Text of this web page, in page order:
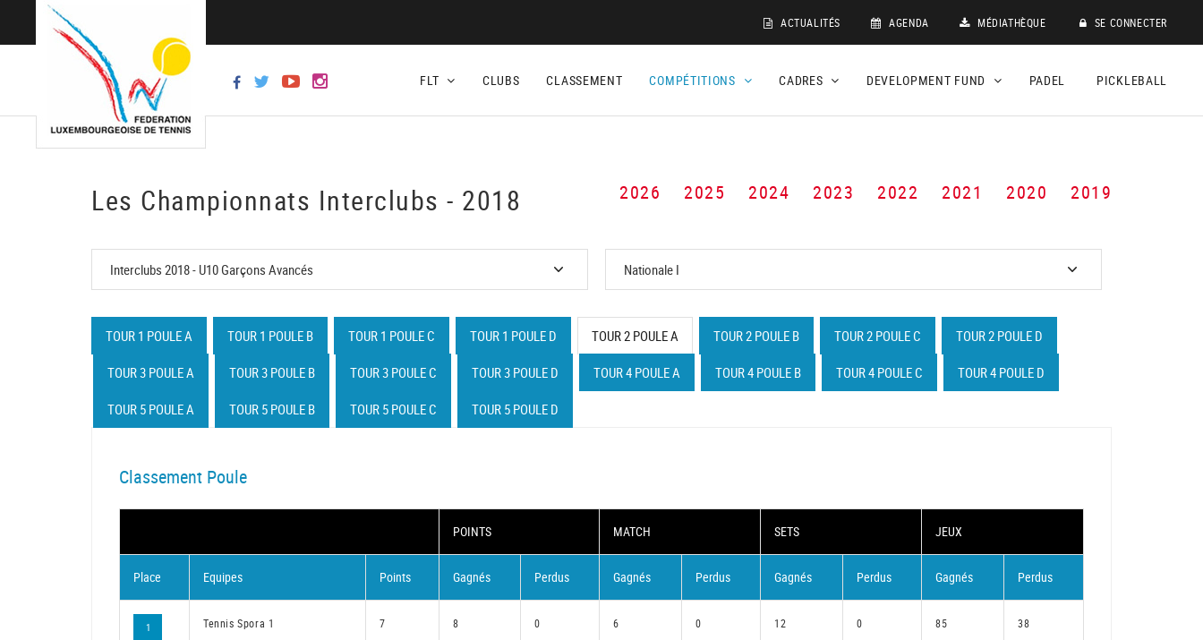
ACTUALITÉS AGENDA MÉDIATHÈQUE SE CONNECTER
FLT CLUBS CLASSEMENT COMPÉTITIONS CADRES DEVELOPMENT FUND PADEL PICKLEBALL
Les Championnats Interclubs - 2018 2026 2025 2024 2023 2022 2021 2020 2019
TOUR 1 POULE A TOUR 1 POULE B TOUR 1 POULE C TOUR 1 POULE D TOUR 2 POULE A TOUR 2 POULE B TOUR 2 POULE C TOUR 2 POULE D
TOUR 3 POULE A TOUR 3 POULE B TOUR 3 POULE C TOUR 3 POULE D TOUR 4 POULE A TOUR 4 POULE B TOUR 4 POULE C TOUR 4 POULE D
TOUR 5 POULE A TOUR 5 POULE B TOUR 5 POULE C TOUR 5 POULE D
Classement Poule
POINTS MATCH SETS JEUX
Place Equipes Points Gagnés Perdus Gagnés Perdus Gagnés Perdus Gagnés Perdus
1 Tennis Spora 1 7 8 0 6 0 12 0 85 38